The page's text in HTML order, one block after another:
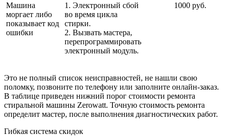
Машина
моргает либо
показывает код
ошибки
1. Электронный сбой
во время цикла
стирки.
2. Вызвать мастера,
перепрограммировать
электронный модуль.
1000 руб.
Это не полный список неисправностей, не нашли свою
поломку, позвоните по телефону или заполните онлайн-заказ.
В таблице приведен нижний порог стоимости ремонта
стиральной машины Zerowatt. Точную стоимость ремонта
определит мастер, после выполнения диагностических работ.
Гибкая система скидок